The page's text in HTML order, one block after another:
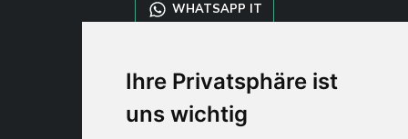
Ihre Privatsphäre ist
uns wichtig
WHATSAPP IT
STYLIA SERVICES